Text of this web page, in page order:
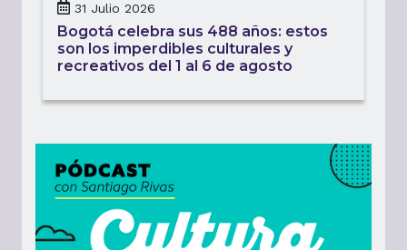
31 Julio 2026
Bogotá celebra sus 488 años: estos
son los imperdibles culturales y
recreativos del 1 al 6 de agosto